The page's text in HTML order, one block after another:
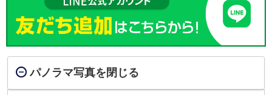
パノラマ写真を閉じる